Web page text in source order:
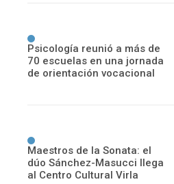
Psicología reunió a más de
70 escuelas en una jornada
de orientación vocacional
Maestros de la Sonata: el
dúo Sánchez-Masucci llega
al Centro Cultural Virla